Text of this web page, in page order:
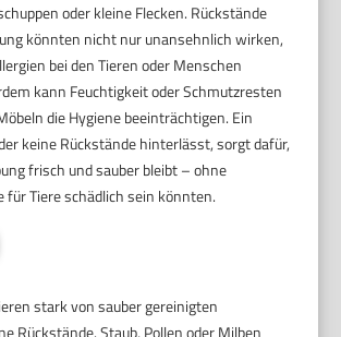
oder kleine Flecken. Rückstände
könnten nicht nur unansehnlich wirken,
bei den Tieren oder Menschen
kann Feuchtigkeit oder Schmutzresten
die Hygiene beeinträchtigen. Ein
keine Rückstände hinterlässt, sorgt dafür,
frisch und sauber bleibt – ohne
für Tiere schädlich sein könnten.
stark von sauber gereinigten
Rückstände. Staub, Pollen oder Milben